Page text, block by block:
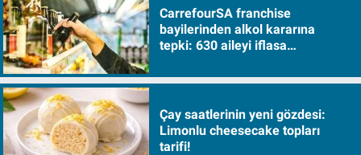
CarrefourSA franchise
bayilerinden alkol kararına
tepki: 630 aileyi iflasa
Çay saatlerinin yeni gözdesi:
Limonlu cheesecake topları
tarifi!